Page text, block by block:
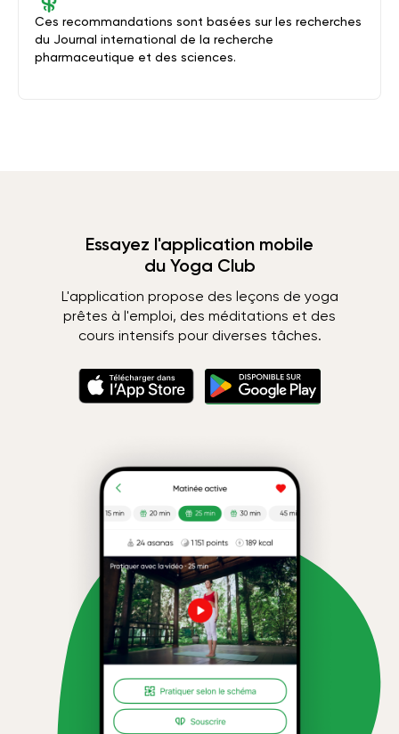
Ces recommandations sont basées sur les recherches
du Journal international de la recherche
pharmaceutique et des sciences.
Essayez l'application mobile
du Yoga Club
L'application propose des leçons de yoga
prêtes à l'emploi, des méditations et des
cours intensifs pour diverses tâches.